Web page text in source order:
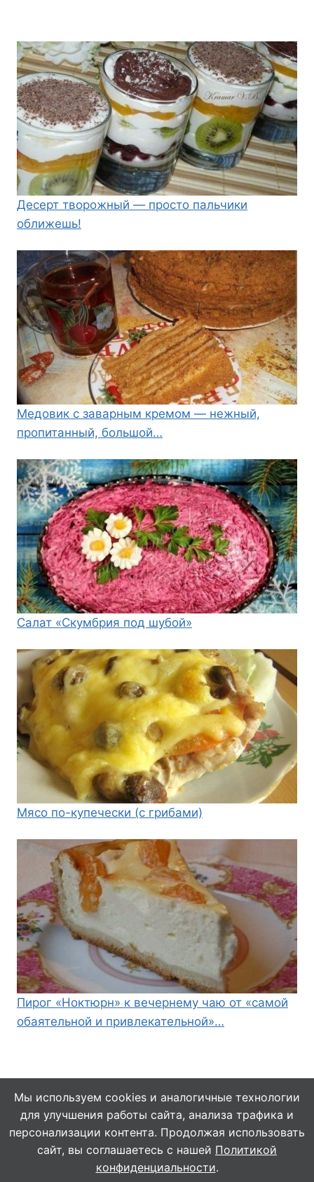
Десерт творожный — просто пальчики
оближешь!
Медовик с заварным кремом — нежный,
пропитанный, большой…
Салат «Скумбрия под шубой»
Мясо по-купечески (с грибами)
Пирог «Ноктюрн» к вечернему чаю от «самой
обаятельной и привлекательной»…
© 2026 Кулинарушка - Вкусные Рецепты
Мы используем cookies и аналогичные технологии
для улучшения работы сайта, анализа трафика и
персонализации контента. Продолжая использовать
сайт, вы соглашаетесь с нашей Политикой
конфиденциальности.